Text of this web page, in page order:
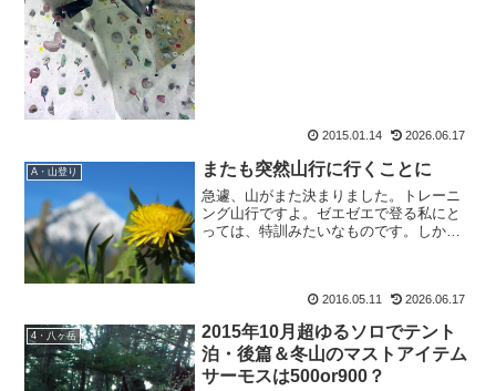
2015.01.14 2026.06.17
A・山登り またも突然山行に行くことに
急遽、山がまた決まりました。トレーニ
ング山行ですよ。ゼエゼエで登る私にと
っては、特訓みたいなものです。しかも
帰り登山とは思えない、この...
2016.05.11 2026.06.17
4・八ヶ岳
2015年10月超ゆるソロでテント
泊・後篇＆冬山のマストアイテム
サーモスは500or900？